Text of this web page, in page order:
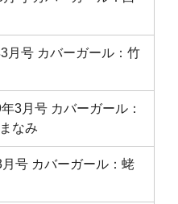
月号 カバーガール：竹
3月号 カバーガール：
なみ
号 カバーガール：蛯